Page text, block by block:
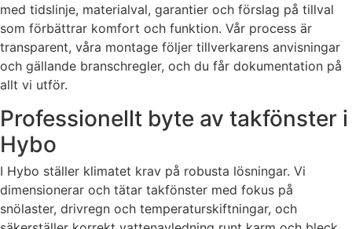
med tidslinje, materialval, garantier och förslag på tillval
som förbättrar komfort och funktion. Vår process är
transparent, våra montage följer tillverkarens anvisningar
och gällande branschregler, och du får dokumentation på
allt vi utför.
Professionellt byte av takfönster i
Hybo
I Hybo ställer klimatet krav på robusta lösningar. Vi
dimensionerar och tätar takfönster med fokus på
snölaster, drivregn och temperaturskiftningar, och